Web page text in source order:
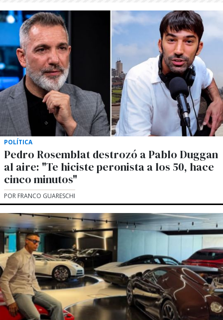
POLÍTICA
Pedro Rosemblat destrozó a Pablo Duggan
al aire: "Te hiciste peronista a los 50, hace
cinco minutos"
POR FRANCO GUARESCHI